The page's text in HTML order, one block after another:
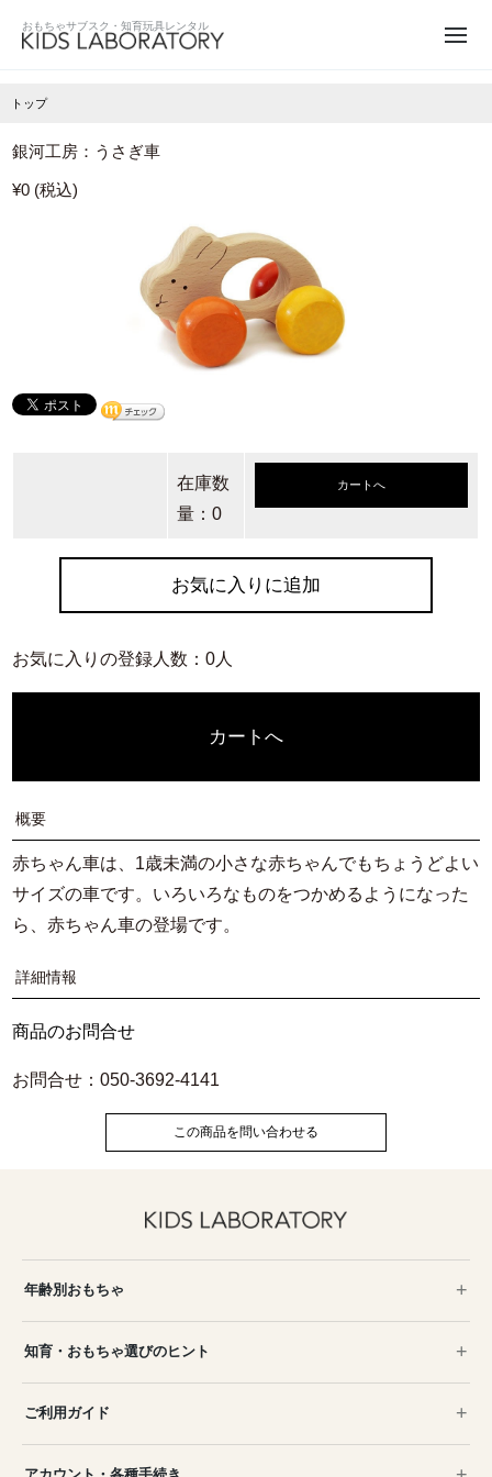
トップ
銀河工房：うさぎ車
¥0 (税込)
在庫数
量：0
カートへ
お気に入りに追加
お気に入りの登録人数：0人
カートへ
概要
赤ちゃん車は、1歳未満の小さな赤ちゃんでもちょうどよい
サイズの車です。いろいろなものをつかめるようになった
ら、赤ちゃん車の登場です。
詳細情報
商品のお問合せ
お問合せ：050-3692-4141
この商品を問い合わせる
年齢別おもちゃ
知育・おもちゃ選びのヒント
ご利用ガイド